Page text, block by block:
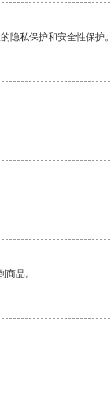
隐私保护和安全性保护
品。